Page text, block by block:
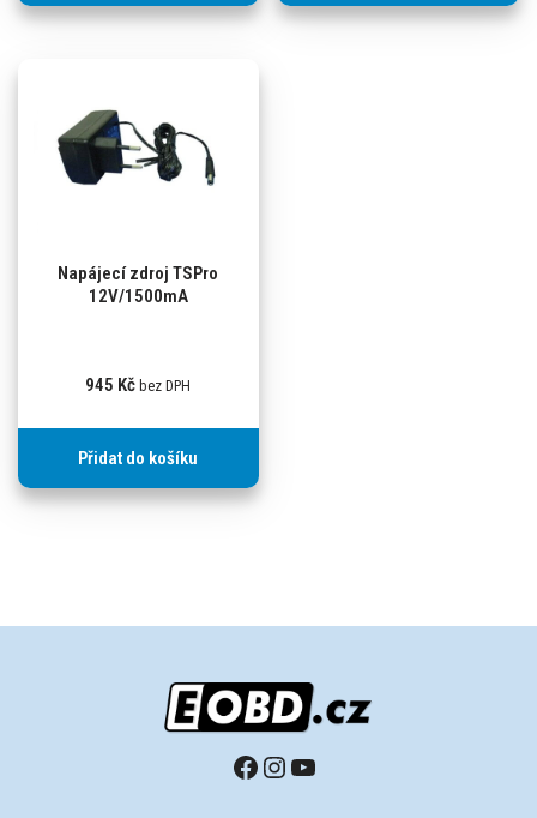
Napájecí zdroj TSPro
12V/1500mA
945 Kč bez DPH
Přidat do košíku